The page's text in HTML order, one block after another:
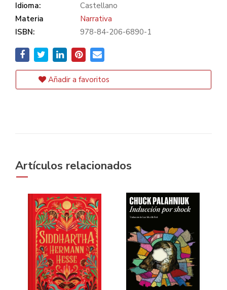
Idioma:
Castellano
Materia
Narrativa
ISBN:
978-84-206-6890-1
Añadir a favoritos
Artículos relacionados